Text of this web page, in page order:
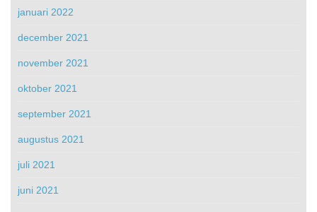
januari 2022
december 2021
november 2021
oktober 2021
september 2021
augustus 2021
juli 2021
juni 2021